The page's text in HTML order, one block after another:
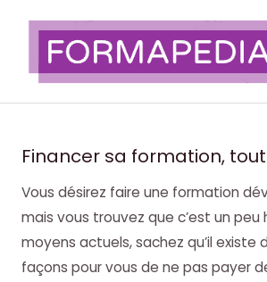
contenu
Financer sa formation,
Vous désirez faire une formation
mais vous trouvez que c’est un peu
moyens actuels, sachez qu’il existe
façons pour vous de ne pas payer